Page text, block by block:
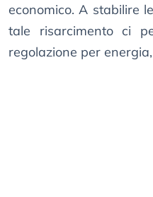
economico. A stabilire
tale risarcimento ci
regolazione per